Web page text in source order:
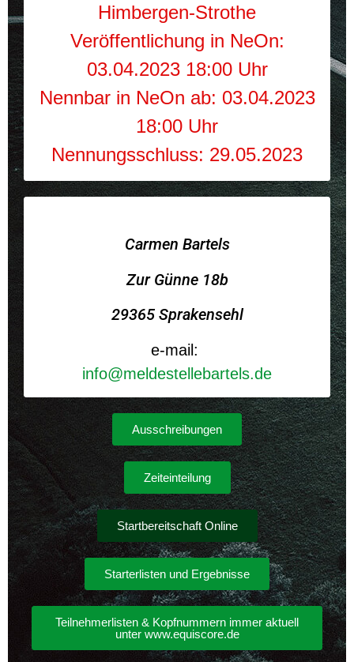
Himbergen-Strothe
Veröffentlichung in NeOn:
03.04.2023 18:00 Uhr
Nennbar in NeOn ab: 03.04.2023
18:00 Uhr
Nennungsschluss: 29.05.2023
Carmen Bartels
Zur Günne 18b
29365 Sprakensehl
e-mail:
info@meldestellebartels.de
Ausschreibungen
Zeiteinteilung
Startbereitschaft Online
Starterlisten und Ergebnisse
Teilnehmerlisten & Kopfnummern immer aktuell
unter www.equiscore.de